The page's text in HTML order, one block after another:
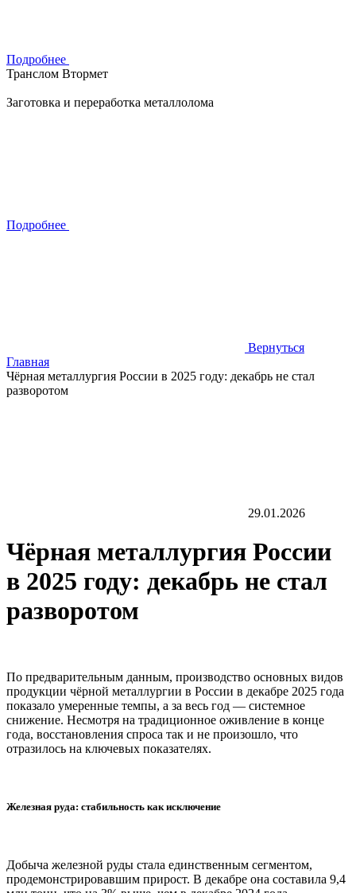
Подробнее
Транслом Втормет
Заготовка и переработка металлолома
Подробнее
Вернуться
Главная
Чёрная металлургия России в 2025 году: декабрь не стал
разворотом
29.01.2026
Чёрная металлургия России
в 2025 году: декабрь не стал
разворотом
По предварительным данным, производство основных видов
продукции чёрной металлургии в России в декабре 2025 года
показало умеренные темпы, а за весь год — системное
снижение. Несмотря на традиционное оживление в конце
года, восстановления спроса так и не произошло, что
отразилось на ключевых показателях.
Железная руда: стабильность как исключение
Добыча железной руды стала единственным сегментом,
продемонстрировавшим прирост. В декабре она составила 9,4